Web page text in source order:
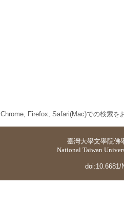
Chrome, Firefox, Safari(Mac)での検索を
臺灣大學文學院佛
National Taiwan
doi:10.6681/